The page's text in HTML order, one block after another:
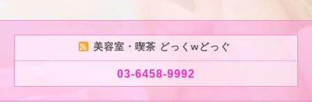
美容室・喫茶 どっくwどっぐ
03-6458-9992